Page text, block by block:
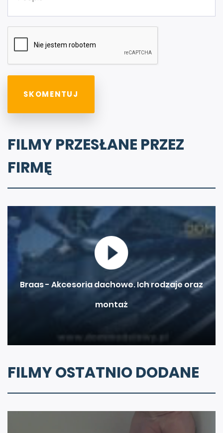
FILMY PRZESŁANE PRZEZ
FIRMĘ
Braas - Akcesoria dachowe. Ich rodzaje oraz
montaż
FILMY OSTATNIO DODANE